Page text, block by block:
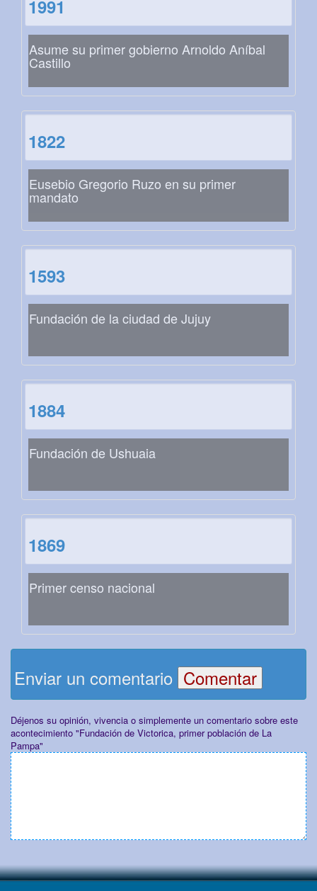
1991
Asume su primer gobierno Arnoldo Aníbal
Castillo
1822
Eusebio Gregorio Ruzo en su primer
mandato
1593
Fundación de la ciudad de Jujuy
1884
Fundación de Ushuaia
1869
Primer censo nacional
Enviar un comentario
Déjenos su opinión, vivencia o simplemente un comentario sobre este
acontecimiento "Fundación de Victorica, primer población de La
Pampa"